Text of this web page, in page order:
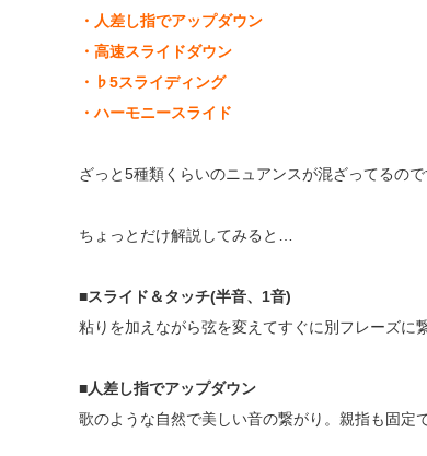
・人差し指でアップダウン
・高速スライドダウン
・♭5スライディング
・ハーモニースライド
ざっと5種類くらいのニュアンスが混ざってるの
ちょっとだけ解説してみると…
■スライド＆タッチ(半音、1音)
粘りを加えながら弦を変えてすぐに別フレーズに
■人差し指でアップダウン
歌のような自然で美しい音の繋がり。親指も固定